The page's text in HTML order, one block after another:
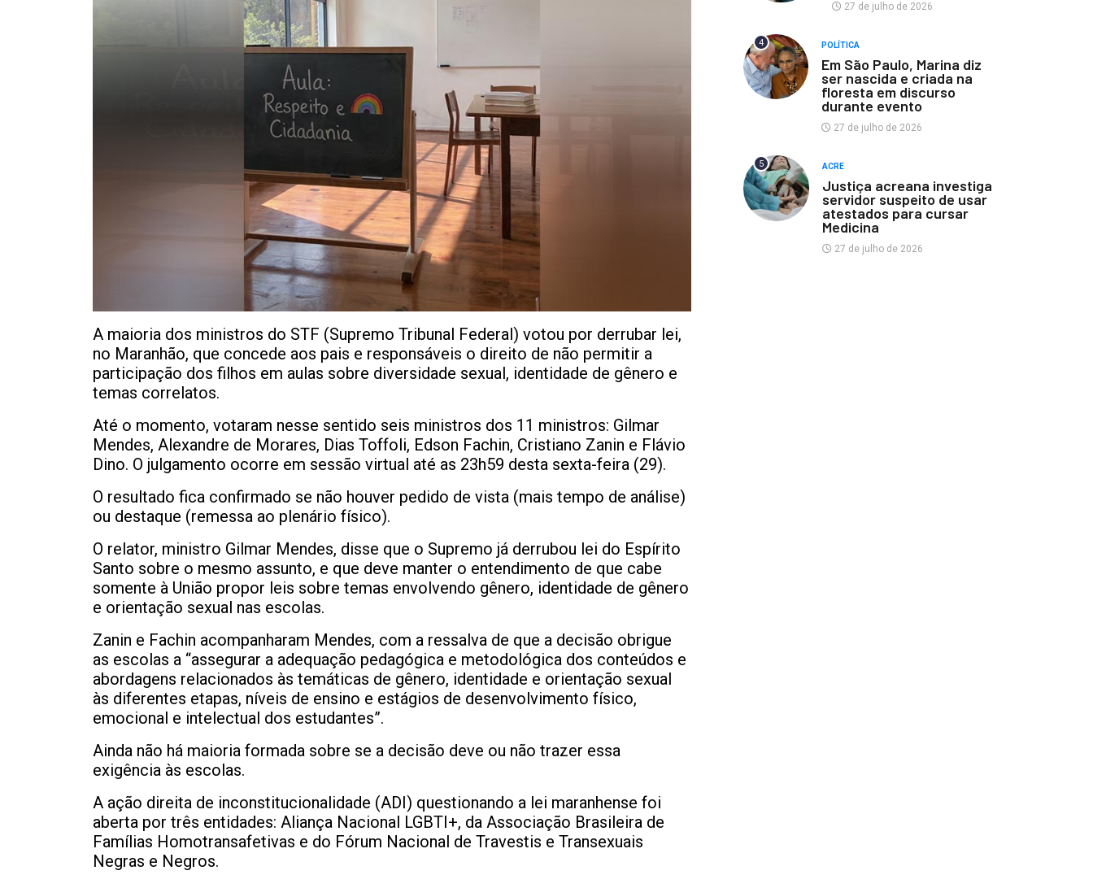
A maioria dos ministros do STF (Supremo Tribunal Federal) votou por derrubar lei,
no Maranhão, que concede aos pais e responsáveis o direito de não permitir a
participação dos filhos em aulas sobre diversidade sexual, identidade de gênero e
temas correlatos.
Até o momento, votaram nesse sentido seis ministros dos 11 ministros: Gilmar
Mendes, Alexandre de Morares, Dias Toffoli, Edson Fachin, Cristiano Zanin e Flávio
Dino. O julgamento ocorre em sessão virtual até as 23h59 desta sexta-feira (29).
O resultado fica confirmado se não houver pedido de vista (mais tempo de análise)
ou destaque (remessa ao plenário físico).
O relator, ministro Gilmar Mendes, disse que o Supremo já derrubou lei do Espírito
Santo sobre o mesmo assunto, e que deve manter o entendimento de que cabe
somente à União propor leis sobre temas envolvendo gênero, identidade de gênero
e orientação sexual nas escolas.
Zanin e Fachin acompanharam Mendes, com a ressalva de que a decisão obrigue
as escolas a “assegurar a adequação pedagógica e metodológica dos conteúdos e
abordagens relacionados às temáticas de gênero, identidade e orientação sexual
às diferentes etapas, níveis de ensino e estágios de desenvolvimento físico,
emocional e intelectual dos estudantes”.
Ainda não há maioria formada sobre se a decisão deve ou não trazer essa
exigência às escolas.
A ação direita de inconstitucionalidade (ADI) questionando a lei maranhense foi
aberta por três entidades: Aliança Nacional LGBTI+, da Associação Brasileira de
Famílias Homotransafetivas e do Fórum Nacional de Travestis e Transexuais
Negras e Negros.
27 de julho de 2026
4 POLÍTICA
Em São Paulo, Marina diz
ser nascida e criada na
floresta em discurso
durante evento
27 de julho de 2026
5 ACRE
Justiça acreana investiga
servidor suspeito de usar
atestados para cursar
Medicina
27 de julho de 2026